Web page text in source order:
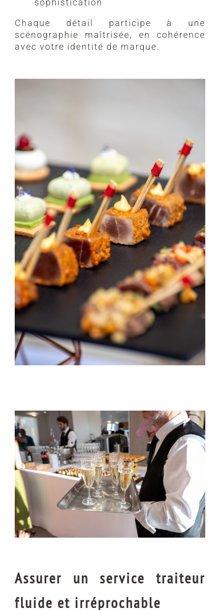
Chaque détail participe à une
scénographie maîtrisée, en cohérence
avec votre identité de marque.
Assurer un service traiteur
fluide et irréprochable